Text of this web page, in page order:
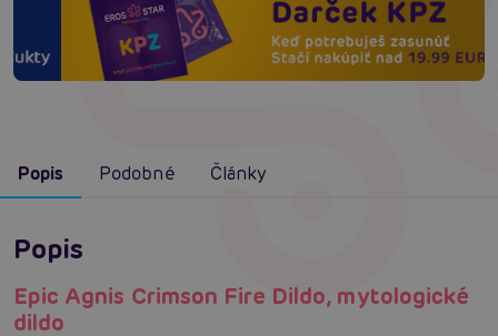
Popis Podobné Články
Popis
Epic Agnis Crimson Fire Dildo, mytologické
dildo